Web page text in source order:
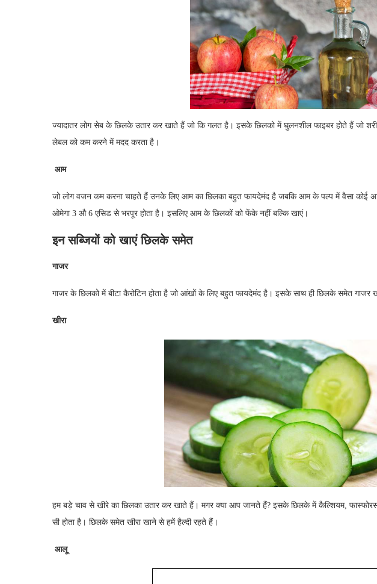
ज्यादातर लोग सेब के छिलके उतार कर खाते हैं जो कि गलत है। इसके छिलको में घुलनशील फाइबर होते हैं जो
लेबल को कम करने में मदद करता है।
आम
जो लोग वजन कम करना चाहते हैं उनके लिए आम का छिलका बहुत फायदेमंद है जबकि आम के पल्प में वैसा कोई
ओमेगा 3 औ 6 एसिड से भरपूर होता है। इसलिए आम के छिलकों को फेंके नहीं बल्कि खाएं।
इन सब्जियों को खाएं छिलके समेत
गाजर
गाजर के छिलको में बीटा कैरोटिन होता है जो आंखों के लिए बहुत फायदेमंद है। इसके साथ ही छिलके समेत गाजर
खीरा
हम बड़े चाव से खीरे का छिलका उतार कर खाते हैं। मगर क्या आप जानते हैं? इसके छिलके में कैल्शियम, फास्फोरस,
सी होता है। छिलके समेत खीरा खाने से हमें हैल्दी रहते हैं।
आलू